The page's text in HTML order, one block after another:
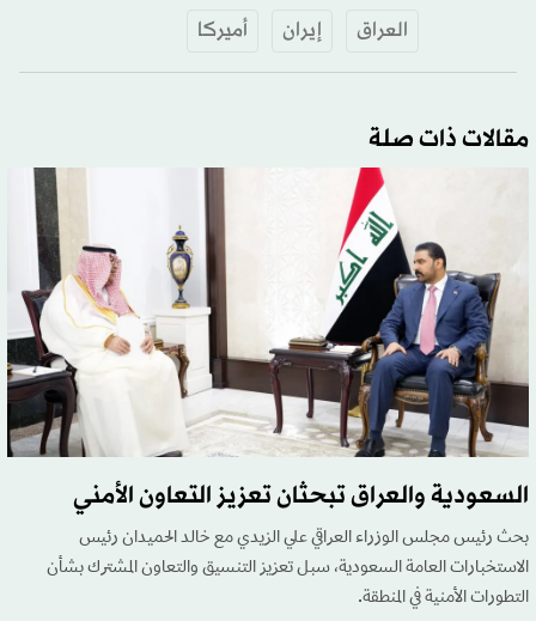
العراق
إيران أميركا
مقالات ذات صلة
السعودية والعراق تبحثان تعزيز التعاون الأمني
بحث رئيس مجلس الوزراء العراقي علي الزيدي مع خالد الحميدان رئيس
الاستخبارات العامة السعودية، سبل تعزيز التنسيق والتعاون المشترك بشأن
التطورات الأمنية في المنطقة.